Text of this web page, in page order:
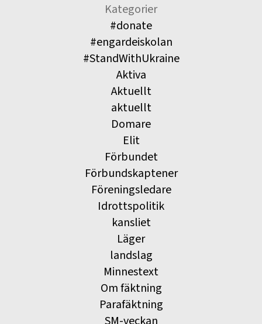
Kategorier
#donate
#engardeiskolan
#StandWithUkraine
Aktiva
Aktuellt
aktuellt
Domare
Elit
Förbundet
Förbundskaptener
Föreningsledare
Idrottspolitik
kansliet
Läger
landslag
Minnestext
Om fäktning
Parafäktning